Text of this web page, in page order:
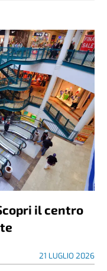
il centro
21 LUGLIO 2026